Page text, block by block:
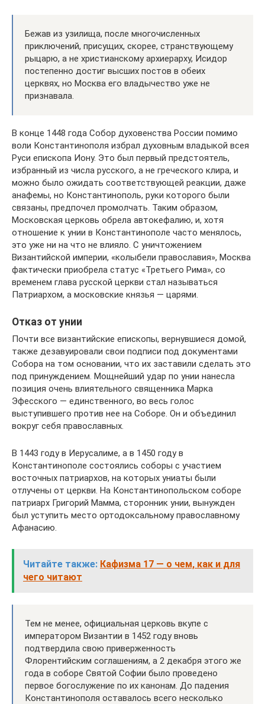
Бежав из узилища, после многочисленных
приключений, присущих, скорее, странствующему
рыцарю, а не христианскому архиерарху, Исидор
постепенно достиг высших постов в обеих
церквях, но Москва его владычество уже не
признавала.
В конце 1448 года Собор духовенства России помимо
воли Константинополя избрал духовным владыкой всея
Руси епископа Иону. Это был первый предстоятель,
избранный из числа русского, а не греческого клира, и
можно было ожидать соответствующей реакции, даже
анафемы, но Константинополь, руки которого были
связаны, предпочел промолчать. Таким образом,
Московская церковь обрела автокефалию, и, хотя
отношение к унии в Константинополе часто менялось,
это уже ни на что не влияло. С уничтожением
Византийской империи, «колыбели православия», Москва
фактически приобрела статус «Третьего Рима», со
временем глава русской церкви стал называться
Патриархом, а московские князья — царями.
Отказ от унии
Почти все византийские епископы, вернувшиеся домой,
также дезавуировали свои подписи под документами
Собора на том основании, что их заставили сделать это
под принуждением. Мощнейший удар по унии нанесла
позиция очень влиятельного священника Марка
Эфесского — единственного, во весь голос
выступившего против нее на Соборе. Он и объединил
вокруг себя православных.
В 1443 году в Иерусалиме, а в 1450 году в
Константинополе состоялись соборы с участием
восточных патриархов, на которых униаты были
отлучены от церкви. На Константинопольском соборе
патриарх Григорий Мамма, сторонник унии, вынужден
был уступить место ортодоксальному православному
Афанасию.
Читайте также: Кафизма 17 — о чем, как и для
чего читают
Тем не менее, официальная церковь вкупе с
императором Византии в 1452 году вновь
подтвердила свою приверженность
Флорентийским соглашениям, а 2 декабря этого же
года в соборе Святой Софии было проведено
первое богослужение по их канонам. До падения
Константинополя оставалось всего несколько